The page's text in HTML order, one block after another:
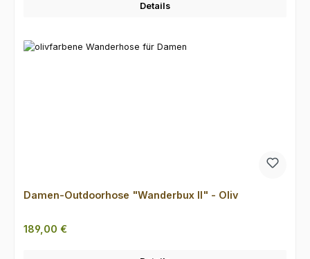
Details
Damen-Outdoorhose "Wanderbux II" - Oliv
Regulärer Preis:
189,00 €